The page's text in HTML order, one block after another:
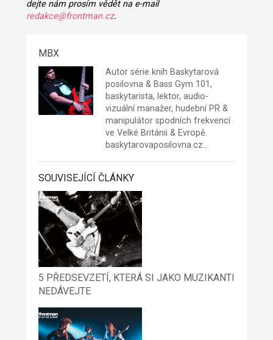
dejte nám prosím vědět na e-mail
redakce@frontman.cz.
MBX
Autor série knih Baskytarová
posilovna & Bass Gym 101,
baskytarista, lektor, audio-
vizuální manažer, hudební PR &
manipulátor spodních frekvencí
ve Velké Británii & Evropě.
baskytarovaposilovna.cz…
SOUVISEJÍCÍ ČLÁNKY
5 PŘEDSEVZETÍ, KTERÁ SI JAKO MUZIKANTI
NEDÁVEJTE